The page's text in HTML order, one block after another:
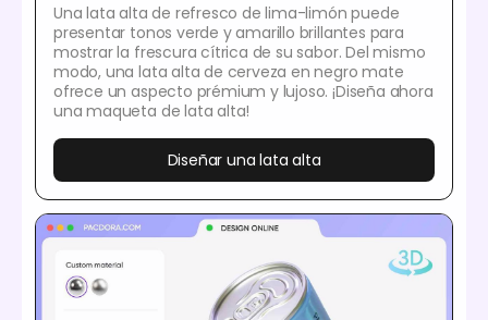
Una lata alta de refresco de lima-limón puede
presentar tonos verde y amarillo brillantes para
mostrar la frescura cítrica de su sabor. Del mismo
modo, una lata alta de cerveza en negro mate
ofrece un aspecto prémium y lujoso. ¡Diseña ahora
una maqueta de lata alta!
Diseñar una lata alta